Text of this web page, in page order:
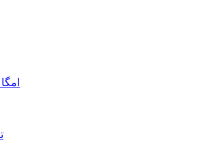
امگا 3 و روغن ماهی